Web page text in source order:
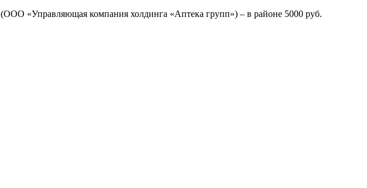
(ООО «Управляющая компания холдинга «Аптека групп») – в районе 5000 руб.